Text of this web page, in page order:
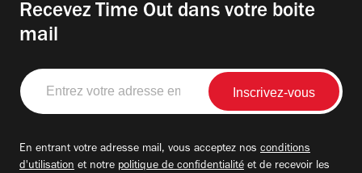
Recevez Time Out dans votre boite
mail
Entrez
votre
adresse
En entrant votre adresse mail, vous acceptez nos conditions
d'utilisation et notre politique de confidentialité et de recevoir les